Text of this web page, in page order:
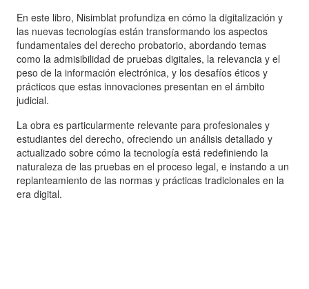
En este libro, Nisimblat profundiza en cómo la digitalización y
las nuevas tecnologías están transformando los aspectos
fundamentales del derecho probatorio, abordando temas
como la admisibilidad de pruebas digitales, la relevancia y el
peso de la información electrónica, y los desafíos éticos y
prácticos que estas innovaciones presentan en el ámbito
judicial.
La obra es particularmente relevante para profesionales y
estudiantes del derecho, ofreciendo un análisis detallado y
actualizado sobre cómo la tecnología está redefiniendo la
naturaleza de las pruebas en el proceso legal, e instando a un
replanteamiento de las normas y prácticas tradicionales en la
era digital.